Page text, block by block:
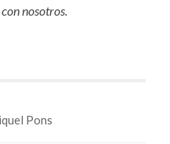
nosotros.
Pons